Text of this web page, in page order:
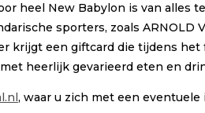
heel New Babylon is van
sporters, zoals ARNOLD
krijgt een giftcard die tijdens het
heerlijk gevarieerd eten en
, waar u zich met een